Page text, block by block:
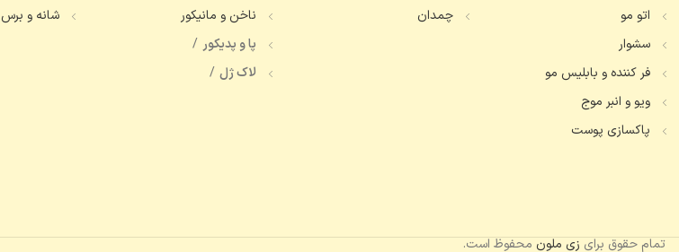
اتو مو
سشوار
فر کننده و بابلیس مو
ویو و انبر موج
پاکسازی پوست
چمدان
ناخن و مانیکور
پا و پدیکور
لاک ژل
شانه و برس
تمام حقوق برای زی ملون محفوظ است.